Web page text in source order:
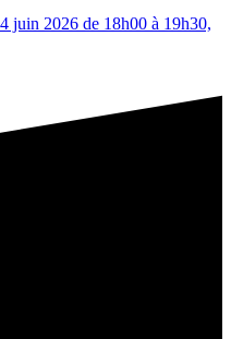
juin 2026 de 18h00 à 19h30,